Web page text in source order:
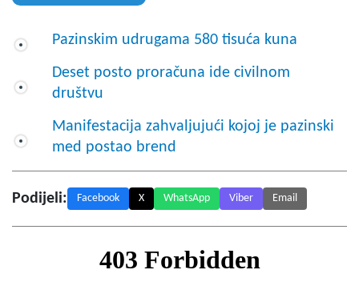
Pazinskim udrugama 580 tisuća kuna
Deset posto proračuna ide civilnom
društvu
Manifestacija zahvaljujući kojoj je pazinski
med postao brend
Podijeli: Facebook X WhatsApp Viber Email